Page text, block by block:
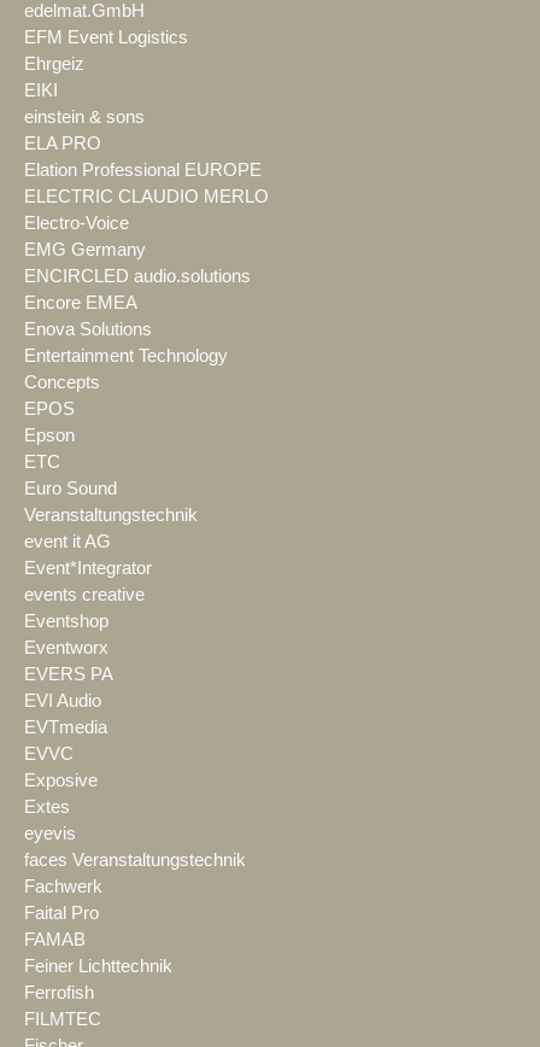
edelmat.GmbH
EFM Event Logistics
Ehrgeiz
EIKI
einstein & sons
ELA PRO
Elation Professional EUROPE
ELECTRIC CLAUDIO MERLO
Electro-Voice
EMG Germany
ENCIRCLED audio.solutions
Encore EMEA
Enova Solutions
Entertainment Technology
Concepts
EPOS
Epson
ETC
Euro Sound
Veranstaltungstechnik
event it AG
Event*Integrator
events creative
Eventshop
Eventworx
EVERS PA
EVI Audio
EVTmedia
EVVC
Exposive
Extes
eyevis
faces Veranstaltungstechnik
Fachwerk
Faital Pro
FAMAB
Feiner Lichttechnik
Ferrofish
FILMTEC